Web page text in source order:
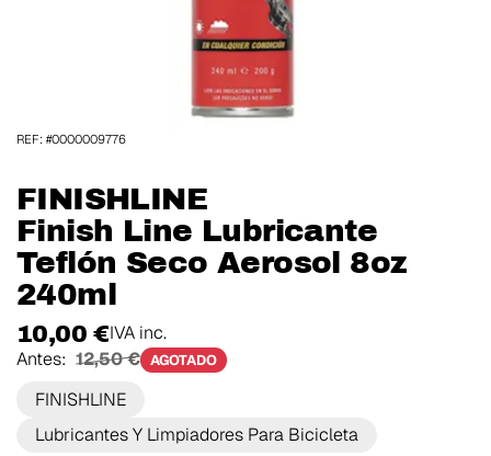
FINISHLINE
Finish Line Lubricante
Teflón Seco Aerosol 8oz
240ml
10,00 €IVA inc.
Antes: 12,50 € AGOTADO
FINISHLINE
Lubricantes Y Limpiadores Para Bicicleta
REF: #0000009776